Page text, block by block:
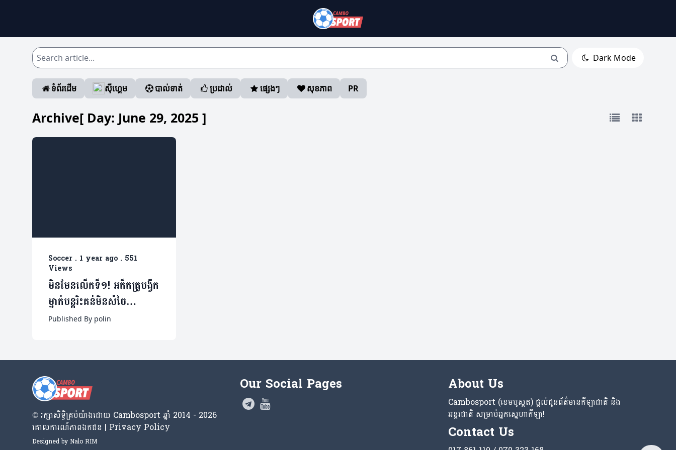
Dark Mode
ទំព័រដើម ស៊ីហ្គេម បាល់ទាត់ ប្រដាល់ ផ្សេងៗ សុខភាព PR
Archive[ Day: June 29, 2025 ]
Soccer . 1 year ago . 551
Views
មិនមែនលើកទី១! អតីតគ្រូបង្វឹក
ម្នាក់បន្តរិះគន់មិនសំចៃ
មាត់លើព្រឹត្តការណ៍ FIFA
Published By polin
© រក្សា​សិទ្ធិ​គ្រប់​យ៉ាង​ដោយ​ Cambosport ឆ្នាំ 2014 - 2026
គោលការណ៍​ភាព​ឯកជន | Privacy Policy
Designed by Nalo RIM
Our Social Pages About Us
Cambosport (ខេមបូស្ពត) ផ្តល់ជូនព័ត៌មានកីឡាជាតិ និង
អន្តរជាតិ សម្រាប់អ្នកស្នេហាកីឡា!
Contact Us